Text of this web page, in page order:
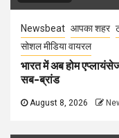
Newsbeat आपका शहर
सोशल मीडिया वायरल
भारत में अब होम
सब-ब्रांड
August 8, 2026